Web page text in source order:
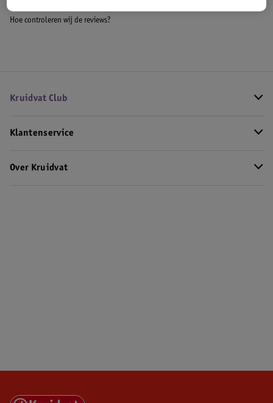
Hoe controleren wij de reviews?
Kruidvat Club
Klantenservice
Over Kruidvat